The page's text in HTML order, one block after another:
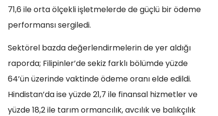
71,6 ile orta ölçekli işletmelerde de güçlü bir ödeme
performansı sergiledi.
Sektörel bazda değerlendirmelerin de yer aldığı
raporda; Filipinler’de sekiz farklı bölümde yüzde
64’ün üzerinde vaktinde ödeme oranı elde edildi.
Hindistan’da ise yüzde 21,7 ile finansal hizmetler ve
yüzde 18,2 ile tarım ormancılık, avcılık ve balıkçılık